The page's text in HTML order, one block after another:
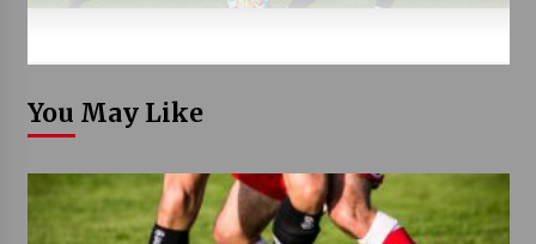
You May Like